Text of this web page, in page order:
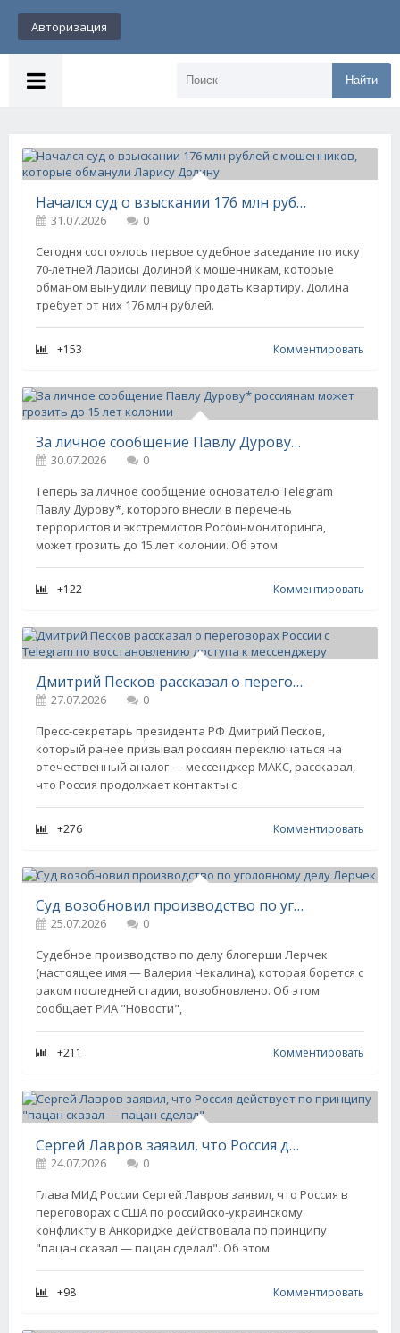
Авторизация
Найти
Начался суд о взыскании 176 млн рублей с мошенников, которые обманули Ларису Долину
31.07.2026
0
Сегодня состоялось первое судебное заседание по иску
70-летней Ларисы Долиной к мошенникам, которые
обманом вынудили певицу продать квартиру. Долина
требует от них 176 млн рублей.
+153 Комментировать
За личное сообщение Павлу Дурову* россиянам может грозить до 15 лет колонии
30.07.2026
0
Теперь за личное сообщение основателю Telegram
Павлу Дурову*, которого внесли в перечень
террористов и экстремистов Росфинмониторинга,
может грозить до 15 лет колонии. Об этом
+122 Комментировать
Дмитрий Песков рассказал о переговорах России с Telegram по восстановлению доступа к мессенджеру
27.07.2026
0
Пресс-секретарь президента РФ Дмитрий Песков,
который ранее призывал россиян переключаться на
отечественный аналог — мессенджер МАКС, рассказал,
что Россия продолжает контакты с
+276 Комментировать
Суд возобновил производство по уголовному делу Лерчек
25.07.2026
0
Судебное производство по делу блогерши Лерчек
(настоящее имя — Валерия Чекалина), которая борется с
раком последней стадии, возобновлено. Об этом
сообщает РИА "Новости",
+211 Комментировать
Сергей Лавров заявил, что Россия действует по принципу "пацан сказал — пацан сделал"
24.07.2026
0
Глава МИД России Сергей Лавров заявил, что Россия в
переговорах с США по российско-украинскому
конфликту в Анкоридже действовала по принципу
"пацан сказал — пацан сделал". Об этом
+98 Комментировать